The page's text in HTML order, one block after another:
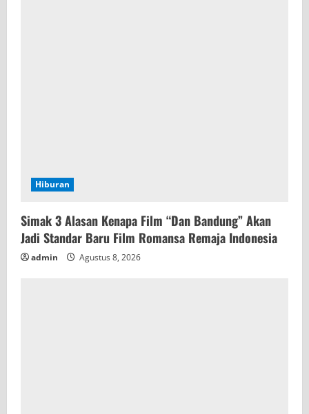
Hiburan
Simak 3 Alasan Kenapa Film “Dan Bandung” Akan
Jadi Standar Baru Film Romansa Remaja Indonesia
admin Agustus 8, 2026